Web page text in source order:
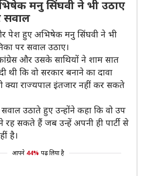
मनु सिंघवी ने भी उठाए
सवाल
पेश हुए अभिषेक मनु सिंघवी ने भी
पर सवाल उठाए।
और उसके साथियों ने शाम सात
थी कि वो सरकार बनाने का दावा
क्या राज्यपाल इंतजार नहीं कर सकते
उठाते हुए उन्होंने कहा कि वो उप
रह सकते हैं जब उन्हें अपनी ही पार्टी से
है।
आपने 44% पढ़ लिया है